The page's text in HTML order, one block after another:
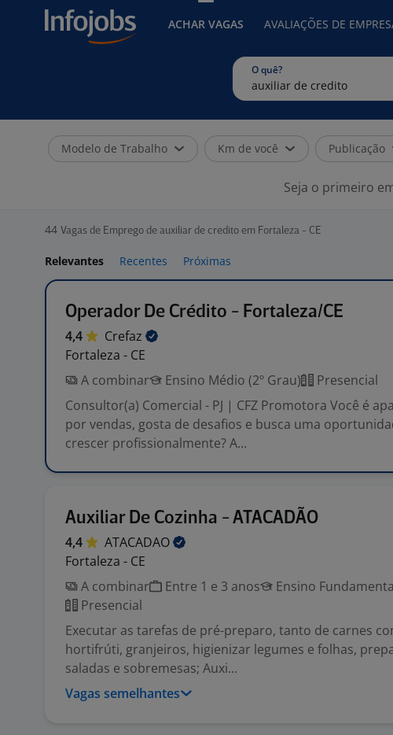
ACHAR VAGAS AVALIAÇÕES DE
O quê?
Modelo de Trabalho Km de você Publicação
Seja o primeiro
44 Vagas de Emprego de auxiliar de credito em Fortaleza - CE
Relevantes Recentes Próximas
Operador De Crédito - Fortaleza/CE
4,4
Crefaz
Fortaleza - CE
A combinar
Ensino Médio (2º Grau)
Presencial
Consultor(a) Comercial - PJ | CFZ Promotora Você é
por vendas, gosta de desafios e busca uma
crescer profissionalmente? A...
Auxiliar De Cozinha - ATACADÃO
4,4
ATACADAO
Fortaleza - CE
A combinar
Entre 1 e 3 anos
Ensino
Presencial
Executar as tarefas de pré-preparo, tanto de carnes
hortifrúti, granjeiros, higienizar legumes e folhas,
saladas e sobremesas; Auxi...
Vagas semelhantes